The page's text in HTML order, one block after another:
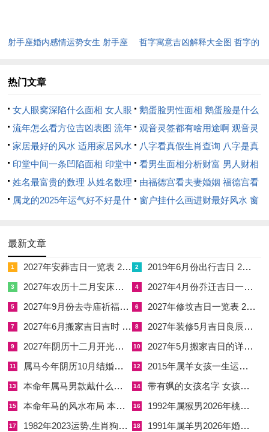
放置陶器或悬挂水画，以达平衡。初十日辛丑日，丑土生辛金，
地基潮湿。冲煞主冲羊煞东，生肖属羊者避之则吉，吉时为丑时
洽，然水泛木浮则易有变动，若安门则需防门窗松动。冲煞主冲
蛇煞西，生肖属蛇者不宜，吉时为亥时与卯时亥时水气足，卯时
木气生，可固本培元。干支刑害上亥水与乙巳流年相冲，主突发
人际纷争，故安门须择吉时并行祈福仪式。廿五日丙辰日，辰土
时辰时土气发，申时金生水，可解湿滞之困。在五行生克链中辰
土虽能蓄水，然若火弱则反成寒湿，故安门宜择火土相生之时如
午时或未时以暖局助运。
射手座婚内感情运势女生 射手座
哲字寓意吉凶解释大全图 哲字的
热门文章
女人眼窝深陷什么面相 女人眼
窝深陷是短命相吗
鹅蛋脸男性面相 鹅蛋脸是什么
脸型男性
流年怎么看方位吉凶表图 流年
位置怎么看
观音灵签都有啥用途啊 观音灵
签全部签签词
家居最好的风水 适用家居风水
八字看真假生肖查询 八字是真
还是假
印堂中间一条凹陷面相 印堂中
间有条线沟好不好
看男生面相分析财富 男人财相
从哪里看
姓名最富贵的数理 从姓名数理
看富豪
由福德宫看夫妻婚姻 福德宫看
配偶生肖
属龙的2025年运气好不好是什
2025年属龙人的全年运势
窗户挂什么画进财最好风水 窗
最新文章
1 2027年安葬吉日一览表 2027年12月安葬吉日一览表 2 2019年6月份出行吉日 2027年6月出行吉日一览表
3 2027年农历十二月安床吉日 2027年正月安床吉日吉时查询 4 2027年4月份乔迁吉日一览表 2027年4月乔迁吉日吉时查询
5 2027年9月份去寺庙祈福的日子 2027年5月去寺庙吉日一览表 6 2027年修坟吉日一览表 2027年农历2月修坟吉日一览表
7 2027年6月搬家吉日吉时 2027年农历6月搬家吉日一览表 8 2027年装修5月吉日良辰查询表 2027年农历5月装修吉日一览表
9 2027年阴历十二月开光吉日 2027年12月开光吉日一览表 10 2027年5月搬家吉日的详细解释 2027年5月搬家吉日吉时查询
11 属马今年阴历10月结婚好吗 属马还有几年本命年结婚呢好吗 12 2015年属羊女孩一生运势 2015年属羊女2026年健康运好吗
13 本命年属马男款戴什么财神 本命年属马男士戴什么好一点 14 带有飒的女孩名字 女孩取名字带飒字有什么名字好听
15 本命年马的风水布局 本命年马的佛像怎么摆放 16 1992年属猴男2026年桃花运 1992年属猴男2026年感情运如何
17 1982年2023运势,生肖狗1982年2023运势 18 1991年属羊男2026年婚姻运势 1991年属羊男2026年感情运如何